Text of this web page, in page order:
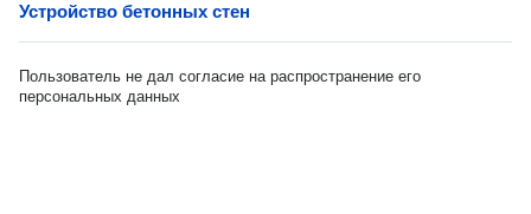
Устройство бетонных стен
Пользователь не дал согласие на распространение его
персональных данных